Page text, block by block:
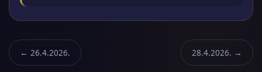
← 26.4.2026. 28.4.2026. →